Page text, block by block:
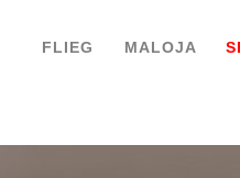
FLIEG MALOJA